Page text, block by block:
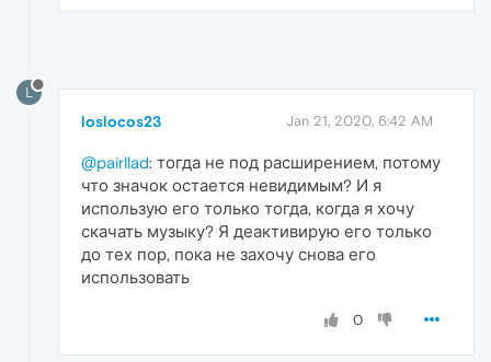
L
loslocos23 Jan 21, 2020, 6:42 AM
@pairllad: тогда не под расширением, потому
что значок остается невидимым? И я
использую его только тогда, когда я хочу
скачать музыку? Я деактивирую его только
до тех пор, пока не захочу снова его
использовать
0